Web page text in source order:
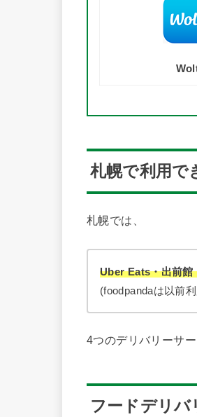
札幌で利用で
札幌では、
Uber Eats・出前
(foodpandaは以前
4つのデリバリーサ
フードデリバ